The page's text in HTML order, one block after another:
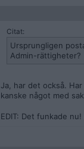
Citat:
Ursprungligen
Admin-rättigheter?
Ja, har det också.
kanske något med
EDIT: Det funkade nu!